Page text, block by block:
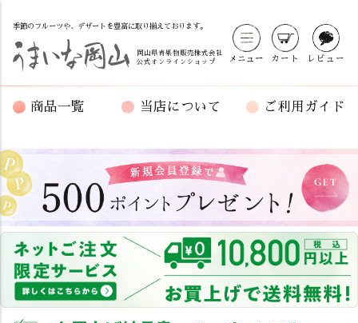
季節のフルーツや、デザートを豊富に取り揃えております。
岡山県青果物販売株式会社
公式オンラインショップ
メニュー カート レビュー
商品一覧 当店について ご利用ガイド